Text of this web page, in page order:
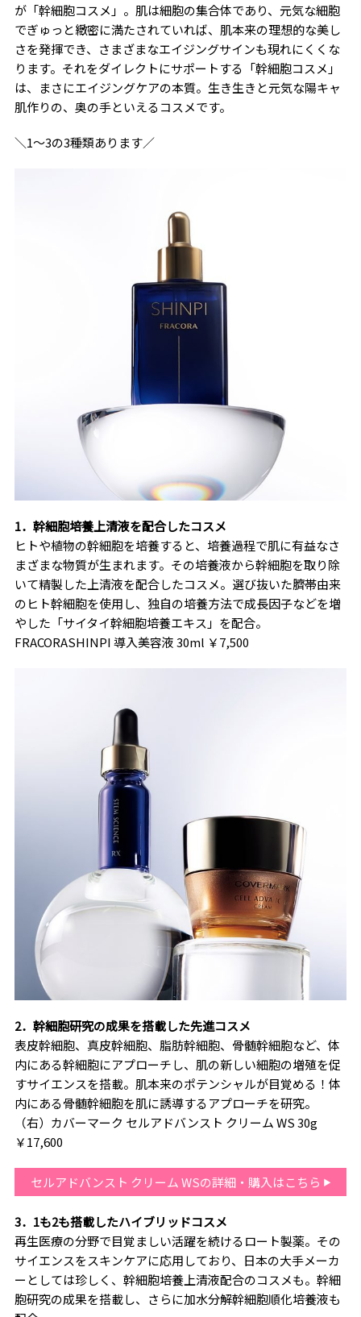
が「幹細胞コスメ」。肌は細胞の集合体であり、元気な細胞
でぎゅっと緻密に満たされていれば、肌本来の理想的な美し
さを発揮でき、さまざまなエイジングサインも現れにくくな
ります。それをダイレクトにサポートする「幹細胞コスメ」
は、まさにエイジングケアの本質。生き生きと元気な陽キャ
肌作りの、奥の手といえるコスメです。
＼1〜3の3種類あります／
1．幹細胞培養上清液を配合したコスメ
ヒトや植物の幹細胞を培養すると、培養過程で肌に有益なさ
まざまな物質が生まれます。その培養液から幹細胞を取り除
いて精製した上清液を配合したコスメ。選び抜いた臍帯由来
のヒト幹細胞を使用し、独自の培養方法で成長因子などを増
やした「サイタイ幹細胞培養エキス」を配合。
FRACORASHINPI 導入美容液 30ml ￥7,500
2．幹細胞研究の成果を搭載した先進コスメ
表皮幹細胞、真皮幹細胞、脂肪幹細胞、骨髄幹細胞など、体
内にある幹細胞にアプローチし、肌の新しい細胞の増殖を促
すサイエンスを搭載。肌本来のポテンシャルが目覚める！体
内にある骨髄幹細胞を肌に誘導するアプローチを研究。
（右）カバーマーク セルアドバンスト クリーム WS 30g
￥17,600
セルアドバンスト クリーム WSの詳細・購入はこちら
3．1も2も搭載したハイブリッドコスメ
再生医療の分野で目覚ましい活躍を続けるロート製薬。その
サイエンスをスキンケアに応用しており、日本の大手メーカ
ーとしては珍しく、幹細胞培養上清液配合のコスメも。幹細
胞研究の成果を搭載し、さらに加水分解幹細胞順化培養液も